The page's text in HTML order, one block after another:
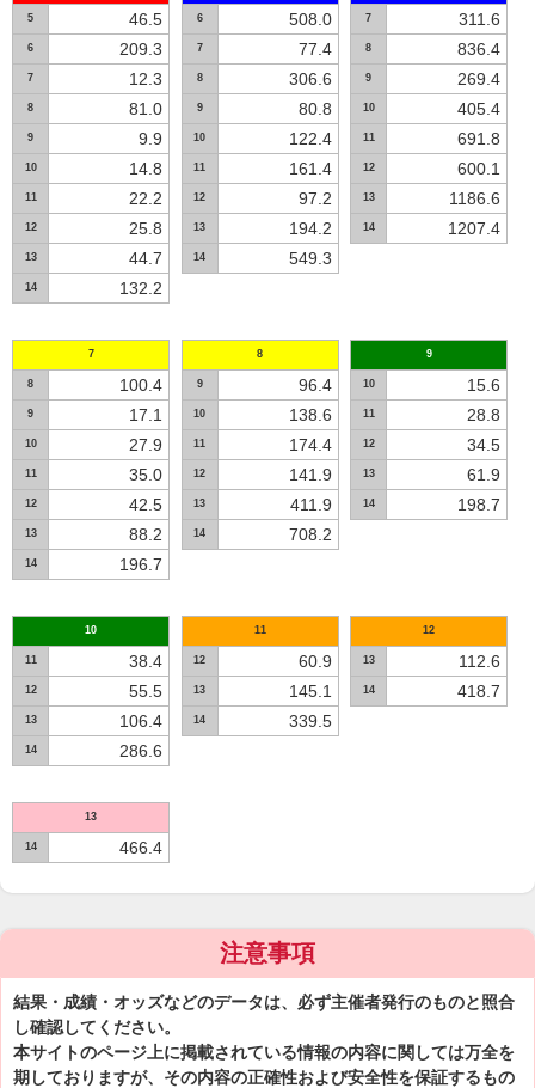
5 46.5
6 209.3
7 12.3
8 81.0
9 9.9
10 14.8
11 22.2
12 25.8
13 44.7
14 132.2
6 508.0
7 77.4
8 306.6
9 80.8
10 122.4
11 161.4
12 97.2
13 194.2
14 549.3
7 311.6
8 836.4
9 269.4
10 405.4
11 691.8
12 600.1
13 1186.6
14 1207.4
7
8 100.4
9 17.1
10 27.9
11 35.0
12 42.5
13 88.2
14 196.7
8
9 96.4
10 138.6
11 174.4
12 141.9
13 411.9
14 708.2
9
10 15.6
11 28.8
12 34.5
13 61.9
14 198.7
10
11 38.4
12 55.5
13 106.4
14 286.6
11
12 60.9
13 145.1
14 339.5
12
13 112.6
14 418.7
13
14 466.4
注意事項
結果・成績・オッズなどのデータは、必ず主催者発行のものと照合
し確認してください。
本サイトのページ上に掲載されている情報の内容に関しては万全を
期しておりますが、その内容の正確性および安全性を保証するもの